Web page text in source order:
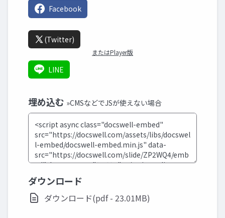
Facebook
(Twitter)
またはPlayer版
LINE
埋め込む »CMSなどでJSが使えない場合
ダウンロード
ダウンロード(pdf - 23.01MB)